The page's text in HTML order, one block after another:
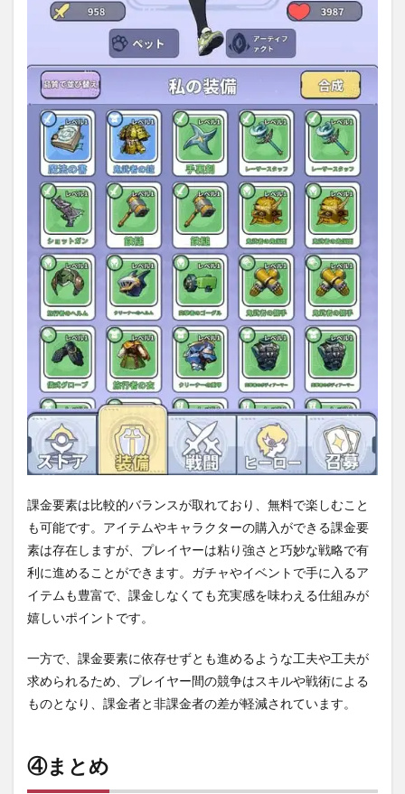
課金要素は比較的バランスが取れており、無料で楽しむこと
も可能です。アイテムやキャラクターの購入ができる課金要
素は存在しますが、プレイヤーは粘り強さと巧妙な戦略で有
利に進めることができます。ガチャやイベントで手に入るア
イテムも豊富で、課金しなくても充実感を味わえる仕組みが
嬉しいポイントです。
一方で、課金要素に依存せずとも進めるような工夫や工夫が
求められるため、プレイヤー間の競争はスキルや戦術による
ものとなり、課金者と非課金者の差が軽減されています。
④まとめ